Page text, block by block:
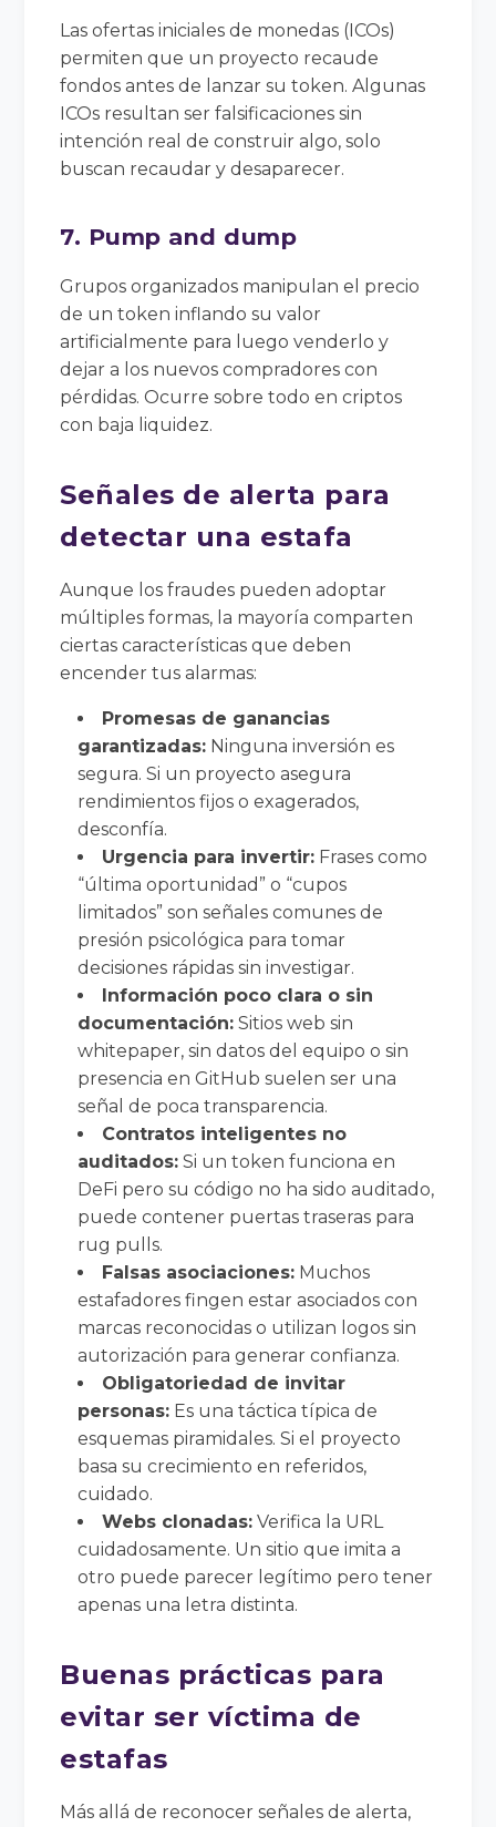
Las ofertas iniciales de monedas (ICOs)
permiten que un proyecto recaude
fondos antes de lanzar su token. Algunas
ICOs resultan ser falsificaciones sin
intención real de construir algo, solo
buscan recaudar y desaparecer.
7. Pump and dump
Grupos organizados manipulan el precio
de un token inflando su valor
artificialmente para luego venderlo y
dejar a los nuevos compradores con
pérdidas. Ocurre sobre todo en criptos
con baja liquidez.
Señales de alerta para
detectar una estafa
Aunque los fraudes pueden adoptar
múltiples formas, la mayoría comparten
ciertas características que deben
encender tus alarmas:
Promesas de ganancias
garantizadas: Ninguna inversión es
segura. Si un proyecto asegura
rendimientos fijos o exagerados,
desconfía.
Urgencia para invertir: Frases como
“última oportunidad” o “cupos
limitados” son señales comunes de
presión psicológica para tomar
decisiones rápidas sin investigar.
Información poco clara o sin
documentación: Sitios web sin
whitepaper, sin datos del equipo o sin
presencia en GitHub suelen ser una
señal de poca transparencia.
Contratos inteligentes no
auditados: Si un token funciona en
DeFi pero su código no ha sido auditado,
puede contener puertas traseras para
rug pulls.
Falsas asociaciones: Muchos
estafadores fingen estar asociados con
marcas reconocidas o utilizan logos sin
autorización para generar confianza.
Obligatoriedad de invitar
personas: Es una táctica típica de
esquemas piramidales. Si el proyecto
basa su crecimiento en referidos,
cuidado.
Webs clonadas: Verifica la URL
cuidadosamente. Un sitio que imita a
otro puede parecer legítimo pero tener
apenas una letra distinta.
Buenas prácticas para
evitar ser víctima de
estafas
Más allá de reconocer señales de alerta,